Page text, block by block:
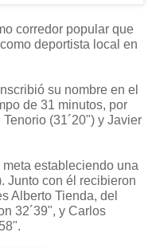
corredor popular que
deportista local en
su nombre en el
de 31 minutos, por
(31´20") y Javier
estableciendo una
Junto con él recibieron
Alberto Tienda, del
32´39", y Carlos